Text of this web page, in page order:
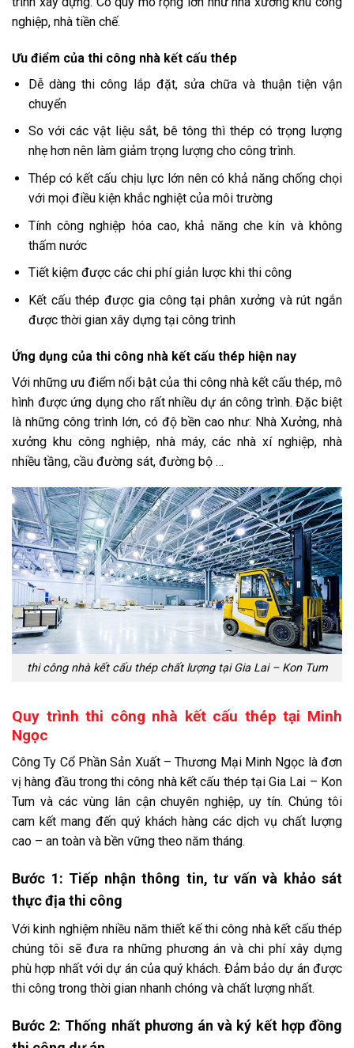
nghiệp, nhà tiền chế.
Ưu điểm của thi công nhà kết cấu thép
Dễ dàng thi công lắp đặt, sửa chữa và thuận tiện vận
chuyển
So với các vật liệu sắt, bê tông thì thép có trọng lượng
nhẹ hơn nên làm giảm trọng lượng cho công trình.
Thép có kết cấu chịu lực lớn nên có khả năng chống chọi
với mọi điều kiện khắc nghiệt của môi trường
Tính công nghiệp hóa cao, khả năng che kín và không
thấm nước
Tiết kiệm được các chi phí giản lược khi thi công
Kết cấu thép được gia công tại phân xưởng và rút ngắn
được thời gian xây dựng tại công trình
Ứng dụng của thi công nhà kết cấu thép hiện nay
Với những ưu điểm nổi bật của thi công nhà kết cấu thép, mô
hình được ứng dụng cho rất nhiều dự án công trình. Đặc biệt
là những công trình lớn, có độ bền cao như: Nhà Xưởng, nhà
xưởng khu công nghiệp, nhà máy, các nhà xí nghiệp, nhà
nhiều tầng, cầu đường sát, đường bộ …
thi công nhà kết cấu thép chất lượng tại Gia Lai – Kon Tum
Quy trình thi công nhà kết cấu thép tại Minh
Ngọc
Công Ty Cổ Phần Sản Xuất – Thương Mại Minh Ngọc là đơn
vị hàng đầu trong thi công nhà kết cấu thép tại Gia Lai – Kon
Tum và các vùng lân cận chuyên nghiệp, uy tín. Chúng tôi
cam kết mang đến quý khách hàng các dịch vụ chất lượng
cao – an toàn và bền vững theo năm tháng.
Bước 1: Tiếp nhận thông tin, tư vấn và khảo sát
thực địa thi công
Với kinh nghiệm nhiều năm thiết kế thi công nhà kết cấu thép
chúng tôi sẽ đưa ra những phương án và chi phí xây dựng
phù hợp nhất với dự án của quý khách. Đảm bảo dự án được
thi công trong thời gian nhanh chóng và chất lượng nhất.
Bước 2: Thống nhất phương án và ký kết hợp đồng